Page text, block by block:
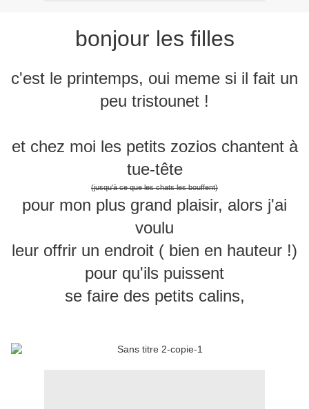
bonjour les filles
c'est le printemps, oui meme si il fait un
peu tristounet !
et chez moi les petits zozios chantent à
tue-tête
(jusqu'à ce que les chats les bouffent)
pour mon plus grand plaisir, alors j'ai
voulu
leur offrir un endroit ( bien en hauteur !)
pour qu'ils puissent
se faire des petits calins,